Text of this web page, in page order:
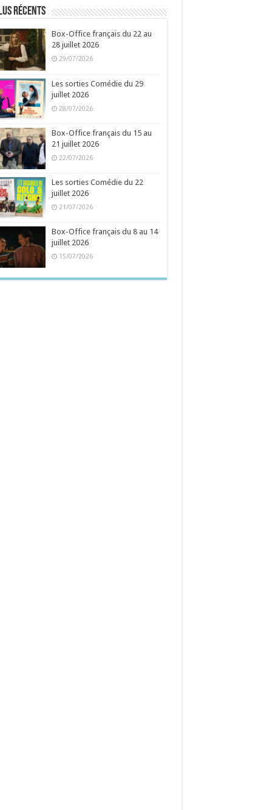
récents
Box-Office français du 22 au
28 juillet 2026
29/07/2026
Les sorties Comédie du 29
juillet 2026
28/07/2026
Box-Office français du 15 au
21 juillet 2026
22/07/2026
Les sorties Comédie du 22
juillet 2026
21/07/2026
Box-Office français du 8 au 14
juillet 2026
15/07/2026